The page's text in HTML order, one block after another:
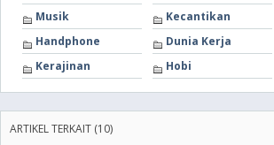
Musik
Kecantikan
Handphone
Dunia Kerja
Kerajinan
Hobi
ARTIKEL TERKAIT (10)